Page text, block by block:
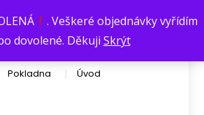
. Veškeré objednávky vyřídím
dovolené. Děkuji Skrýt
Obchod
Pokladna
Úvod